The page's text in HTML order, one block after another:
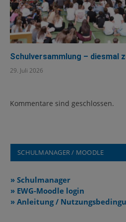
Schulversammlung – diesmal
29. Juli 2026
Kommentare sind geschlossen.
SCHULMANAGER / MOODLE
» Schulmanager
» EWG-Moodle login
» Anleitung /